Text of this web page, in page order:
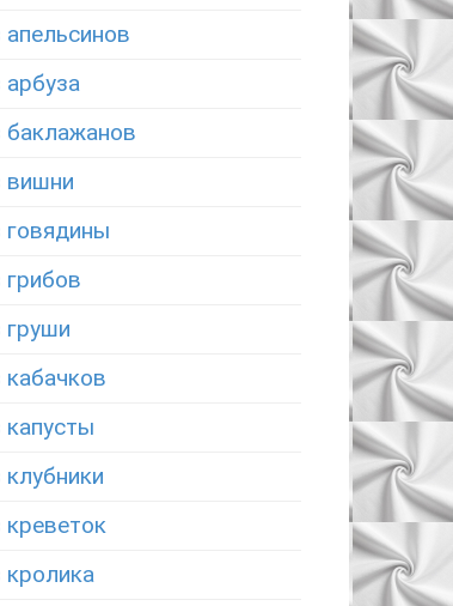
апельсинов
арбуза
баклажанов
вишни
говядины
грибов
груши
кабачков
капусты
клубники
креветок
кролика